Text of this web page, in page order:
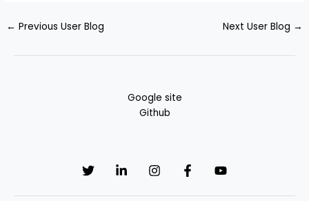
← Previous User Blog Next User Blog →
Google site
Github